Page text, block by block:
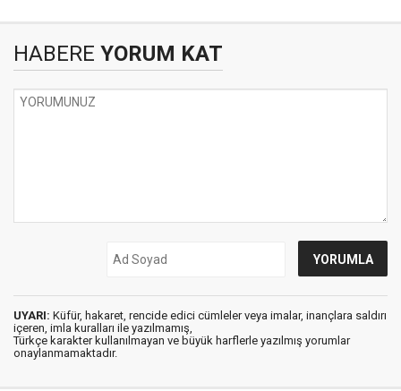
HABERE YORUM KAT
UYARI: Küfür, hakaret, rencide edici cümleler veya imalar, inançlara saldırı
içeren, imla kuralları ile yazılmamış,
Türkçe karakter kullanılmayan ve büyük harflerle yazılmış yorumlar
onaylanmamaktadır.